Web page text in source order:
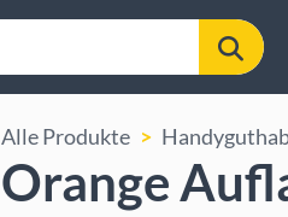
Alle Produkte
Orange